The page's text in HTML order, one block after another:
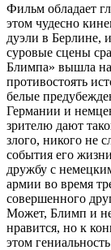
Фильм обладает
этом чудесно
дуэли в Берлине,
суровые сцены
Блимпа» вышла
противостоять
белые
Германии и
зрителю дают
злого, никого не
события его
дружбу с
армии во время
совершенного
Может, Блимп и
нравится, но к
этом